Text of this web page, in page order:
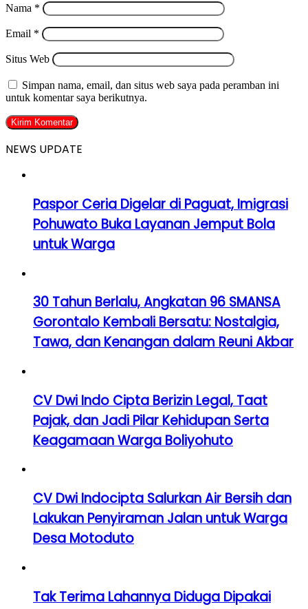
Nama *
Email *
Situs Web
Simpan nama, email, dan situs web saya pada peramban ini
untuk komentar saya berikutnya.
NEWS UPDATE
Paspor Ceria Digelar di Paguat, Imigrasi
Pohuwato Buka Layanan Jemput Bola
untuk Warga
30 Tahun Berlalu, Angkatan 96 SMANSA
Gorontalo Kembali Bersatu: Nostalgia,
Tawa, dan Kenangan dalam Reuni Akbar
CV Dwi Indo Cipta Berizin Legal, Taat
Pajak, dan Jadi Pilar Kehidupan Serta
Keagamaan Warga Boliyohuto
CV Dwi Indocipta Salurkan Air Bersih dan
Lakukan Penyiraman Jalan untuk Warga
Desa Motoduto
Tak Terima Lahannya Diduga Dipakai